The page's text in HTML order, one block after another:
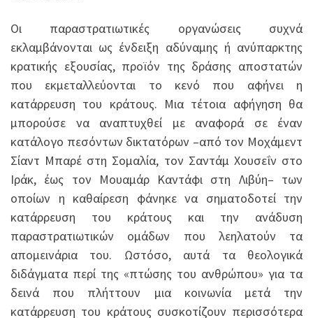
Οι παραστρατιωτικές οργανώσεις συχνά
εκλαμβάνονται ως ένδειξη αδύναμης ή ανύπαρκτης
κρατικής εξουσίας, προϊόν της δράσης αποστατών
που εκμεταλλεύονται το κενό που αφήνει η
κατάρρευση του κράτους. Μια τέτοια αφήγηση θα
μπορούσε να αναπτυχθεί με αναφορά σε έναν
κατάλογο πεσόντων δικτατόρων –από τον Μοχάμεντ
Σίαντ Μπαρέ στη Σομαλία, τον Σαντάμ Χουσεΐν στο
Ιράκ, έως τον Μουαμάρ Καντάφι στη Λιβύη– των
οποίων η καθαίρεση φάνηκε να σηματοδοτεί την
κατάρρευση του κράτους και την ανάδυση
παραστρατιωτικών ομάδων που λεηλατούν τα
απομεινάρια του. Ωστόσο, αυτά τα θεολογικά
διδάγματα περί της «πτώσης του ανθρώπου» για τα
δεινά που πλήττουν μια κοινωνία μετά την
κατάρρευση του κράτους συσκοτίζουν περισσότερα